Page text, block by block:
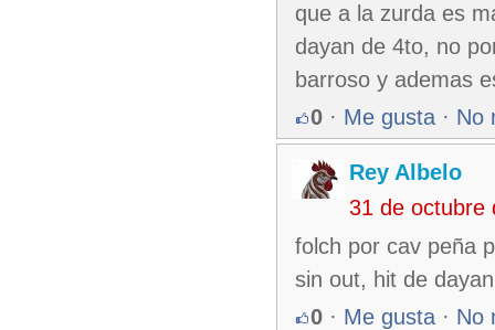
que a la zurda es
dayan de 4to, no
barroso y ademas
0 · Me gusta · No
Rey Albelo
31 de octubre
folch por cav peña
sin out, hit de
0 · Me gusta · No